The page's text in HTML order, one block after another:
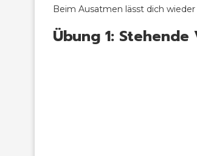
Beim Ausatmen lässt dich
Übung 1: